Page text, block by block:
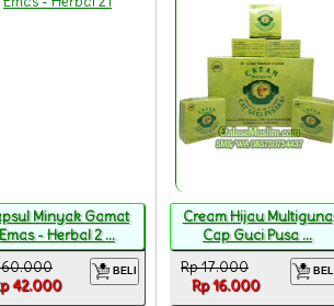
Minyak Gamat
Emas - Herbal 2 ...
60.000
42.000
BELI
Cream Hijau Multiguna
Cap Guci Pusa ...
Rp 17.000
Rp 16.000
BELI